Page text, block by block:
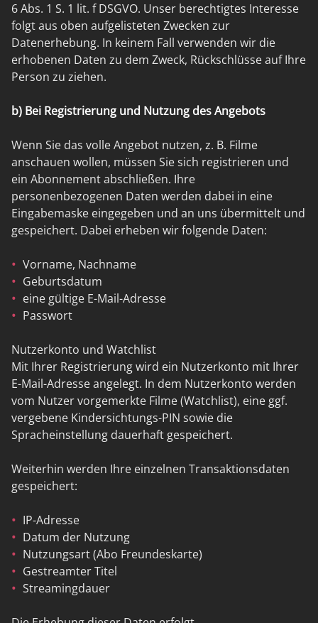
6 Abs. 1 S. 1 lit. f DSGVO. Unser berechtigtes Interesse
folgt aus oben aufgelisteten Zwecken zur
Datenerhebung. In keinem Fall verwenden wir die
erhobenen Daten zu dem Zweck, Rückschlüsse auf Ihre
Person zu ziehen.
b) Bei Registrierung und Nutzung des Angebots
Wenn Sie das volle Angebot nutzen, z. B. Filme
anschauen wollen, müssen Sie sich registrieren und
ein Abonnement abschließen. Ihre
personenbezogenen Daten werden dabei in eine
Eingabemaske eingegeben und an uns übermittelt und
gespeichert. Dabei erheben wir folgende Daten:
Vorname, Nachname
Geburtsdatum
eine gültige E-Mail-Adresse
Passwort
Nutzerkonto und Watchlist
Mit Ihrer Registrierung wird ein Nutzerkonto mit Ihrer
E-Mail-Adresse angelegt. In dem Nutzerkonto werden
vom Nutzer vorgemerkte Filme (Watchlist), eine ggf.
vergebene Kindersichtungs-PIN sowie die
Spracheinstellung dauerhaft gespeichert.
Weiterhin werden Ihre einzelnen Transaktionsdaten
gespeichert:
IP-Adresse
Datum der Nutzung
Nutzungsart (Abo Freundeskarte)
Gestreamter Titel
Streamingdauer